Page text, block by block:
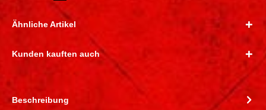
Ähnliche Artikel
Kunden kauften auch
Beschreibung